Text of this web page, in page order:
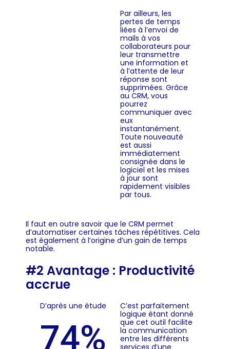
Par ailleurs, les
pertes de temps
liées à l’envoi de
mails à vos
collaborateurs pour
leur transmettre
une information et
à l’attente de leur
réponse sont
supprimées. Grâce
au CRM, vous
pourrez
communiquer avec
eux
instantanément.
Toute nouveauté
est aussi
immédiatement
consignée dans le
logiciel et les mises
à jour sont
rapidement visibles
par tous.
Il faut en outre savoir que le CRM permet
d’automatiser certaines tâches répétitives. Cela
est également à l’origine d’un gain de temps
notable.
#2 Avantage : Productivité
accrue
D’après une étude
74%
C’est parfaitement
logique étant donné
que cet outil facilite
la communication
entre les différents
services d’une